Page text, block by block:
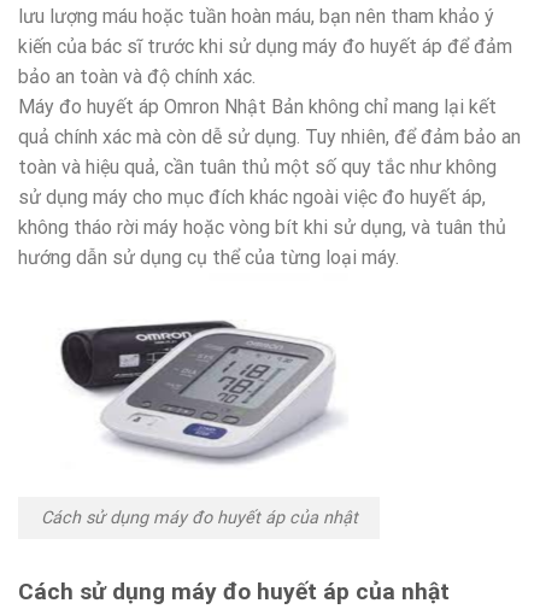
lưu lượng máu hoặc tuần hoàn máu, bạn nên tham khảo ý
kiến của bác sĩ trước khi sử dụng máy đo huyết áp để đảm
bảo an toàn và độ chính xác.
Máy đo huyết áp Omron Nhật Bản không chỉ mang lại kết
quả chính xác mà còn dễ sử dụng. Tuy nhiên, để đảm bảo an
toàn và hiệu quả, cần tuân thủ một số quy tắc như không
sử dụng máy cho mục đích khác ngoài việc đo huyết áp,
không tháo rời máy hoặc vòng bít khi sử dụng, và tuân thủ
hướng dẫn sử dụng cụ thể của từng loại máy.
Cách sử dụng máy đo huyết áp của nhật
Cách sử dụng máy đo huyết áp của nhật